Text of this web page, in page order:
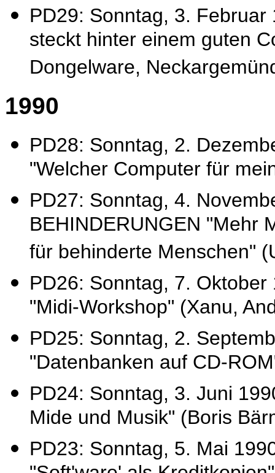
PD29: Sonntag, 3. Februar
steckt hinter einem guten
Dongelware,
1990
PD28: Sonntag, 2.
"Welcher Computer für
PD27: Sonntag, 4.
BEHINDERUNGEN "Mehr
für behinderte Menschen"
PD26: Sonntag, 7.
"Midi-Workshop" (Xanu,
PD25: Sonntag, 2.
"Datenbanken auf CD-
PD24: Sonntag, 3. Juni
Mide und Musik" (Boris
PD23: Sonntag, 5. Mai